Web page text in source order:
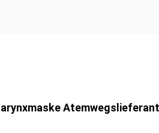
Atemwegslieferant